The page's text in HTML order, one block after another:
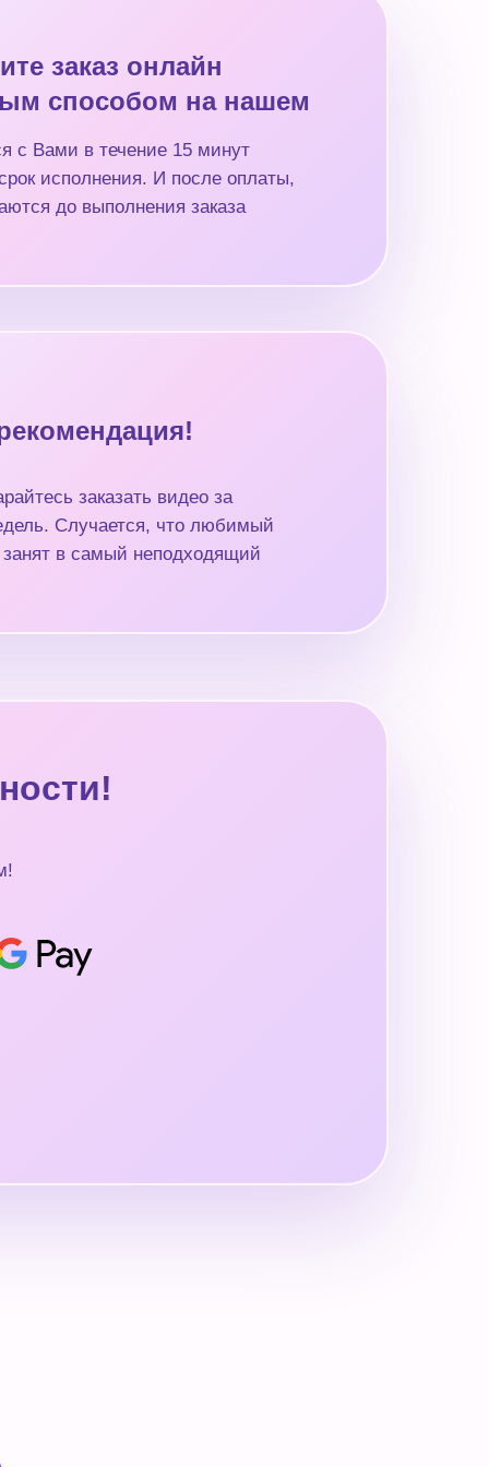
с Вами в течение 15 минут
исполнения. И после оплаты,
до выполнения заказа
заказ онлайн
способом на нашем
заказать видео за
Случается, что любимый
в самый неподходящий